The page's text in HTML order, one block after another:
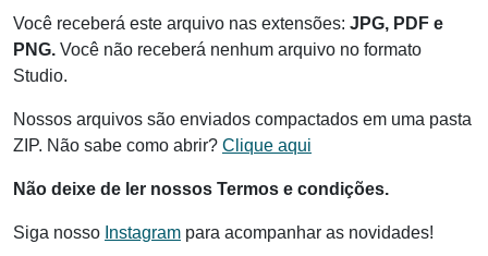
Você receberá este arquivo nas extensões: JPG, PDF e
PNG. Você não receberá nenhum arquivo no formato
Studio.
Nossos arquivos são enviados compactados em uma pasta
ZIP. Não sabe como abrir? Clique aqui
Não deixe de ler nossos Termos e condições.
Siga nosso Instagram para acompanhar as novidades!